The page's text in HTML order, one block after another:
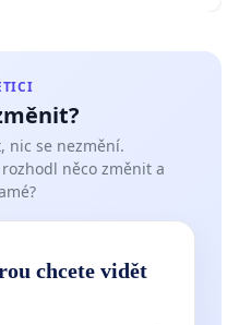
nic se nezmění.
něco změnit a
chcete vidět